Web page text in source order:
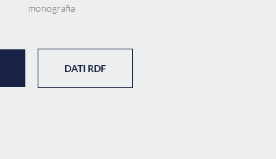
monografia
DATI RDF